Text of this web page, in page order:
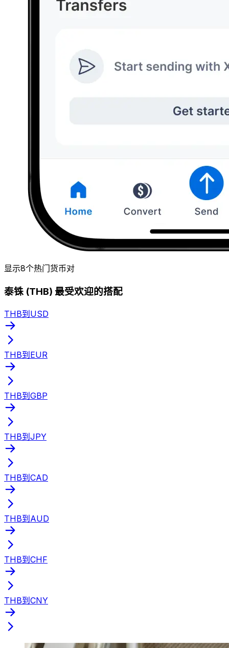
显示8个热门货币对
泰铢 (THB) 最受欢迎的搭配
THB到USD
THB到EUR
THB到GBP
THB到JPY
THB到CAD
THB到AUD
THB到CHF
THB到CNY